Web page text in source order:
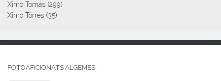
Ximo Tomás (299)
Ximo Torres (35)
FOTOAFICIONATS ALGEMESÍ